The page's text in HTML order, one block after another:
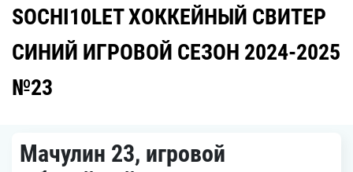
SOCHI10LET ХОККЕЙНЫЙ СВИТЕР
СИНИЙ ИГРОВОЙ СЕЗОН 2024-2025
№23
Мачулин 23, игровой